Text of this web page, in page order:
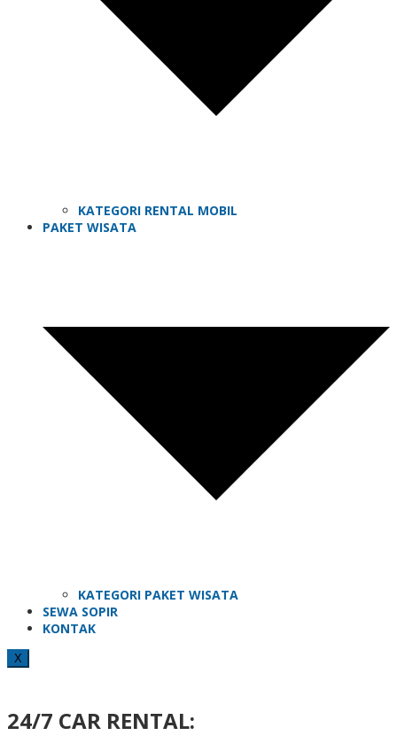
KATEGORI RENTAL MOBIL
PAKET WISATA
KATEGORI PAKET WISATA
SEWA SOPIR
KONTAK
X
24/7 CAR RENTAL: